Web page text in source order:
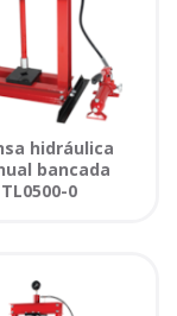
hidráulica
bancada
TL0500-0